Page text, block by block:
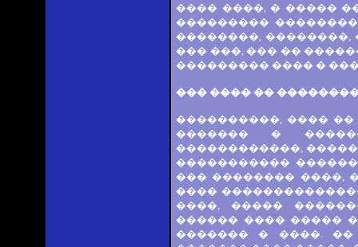
���� ����, � �����
���������
��������, ��������,
��� ���, ��� ��
��������� ���� �
��� ���� ��
����������, ����
������� �
������������,
�����������
��� �������� ����,
����
����, �����
������ ���� �����
������� � ����. ��